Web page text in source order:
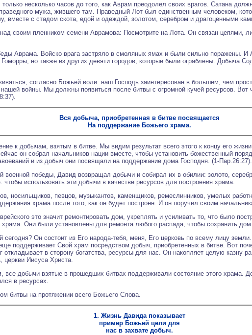
только несколько часов до того, как Аврам преодолел своих врагов. Сатана
мужа, жившего там. Праведный Лот был единственным человеком,
вместе с стадом скота, едой и одеждой, золотом, серебром и драгоценными
своим пленником семени Аврамова: Посмотрите на Лота. Он связан цепями,
Аврама. Войско врага застряло в смоляных ямах и были сильно поражены.
но также из других девяти городов, которые были ограблены. Добыча
согласно Божьей воли: наш Господь заинтересован в большем, чем
войны. Мы должны появиться после битвы с огромной кучей ресурсов. Вот
Вся добыча, приобретенная в битве посвящается
На поддержание Божьего храма.
к добычам, взятым в битве. Мы видим результат всего этого к концу его
он собрал начальников нации вместе, чтобы установить божественный
и из добыч они посвящали на поддержание дома Господня. (1-Пар.26:27).
военной победы, Давид возвращал добычи и собирал их в обилии: золото,
использовать эти добычи в качестве ресурсов для построения храма.
носильщиков, певцов, музыкантов, каменщиков, ремеслинников, умелых
храма после того, как он будет построен. И он поручил своим
это значит ремонтировать дом, укреплять и усиливать то, что было
Они были установлены для ремонта любого распада, чтобы сохранить
Он состоит из Его народа-тебя, меня, Его церковь по всему лицу
поддерживает Свой храм посредством добыч, приобретенных в битве. Вот
в сторону богатства, ресурсы для нас. Он накопляет целую казну
Иисуса Христа.
все добычи взятые в прошедших битвах поддерживали состояние этого
в ресурсах.
битвы на протяжении всего Божьего Слова.
1. Жизнь Давида показывает
пример Божьей цели для
нас в захвате добыч.